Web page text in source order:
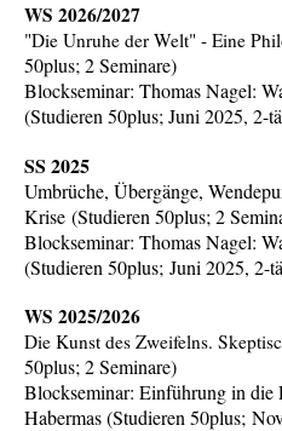
WS 2026/2027
"Die Unruhe der Welt" - Eine
50plus; 2 Seminare)
Blockseminar: Thomas Nagel:
(Studieren 50plus; Juni 2025, 2-
SS 2025
Umbrüche, Übergänge,
Krise (Studieren 50plus; 2
Blockseminar: Thomas Nagel:
(Studieren 50plus; Juni 2025, 2-
WS 2025/2026
Die Kunst des Zweifelns.
50plus; 2 Seminare)
Blockseminar: Einführung in die
Habermas (Studieren 50plus;